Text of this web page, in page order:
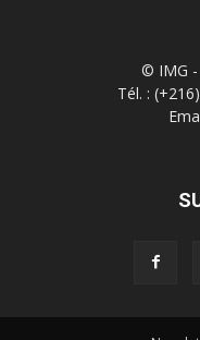
© IMG -
Tél. :